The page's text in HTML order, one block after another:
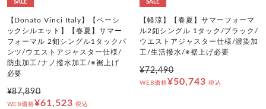
SALE
【Donato Vinci Italy】【ベーシ
ックシルエット】【春夏】サマー
フォーマル 2釦シングル1タックパ
ンツ/ウエストアジャスター仕様/
防虫加工/ナノ撥水加工/※裾上げ
必要
¥87,890
WEB価格¥61,523 税込
SALE
【軽涼】【春夏】サマーフォーマ
ル2釦シングル 1タック/ブラック/
ウエストアジャスター仕様/濃染加
工/生活撥水/※裾上げ必要
¥72,490
WEB価格¥50,743 税込